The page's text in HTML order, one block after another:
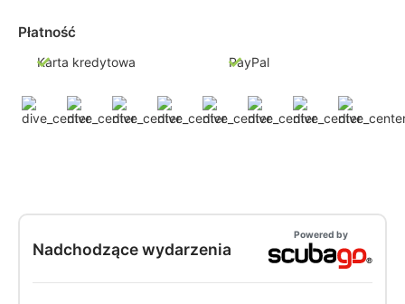
Płatność
Karta kredytowa PayPal
Nadchodzące wydarzenia
Powered by